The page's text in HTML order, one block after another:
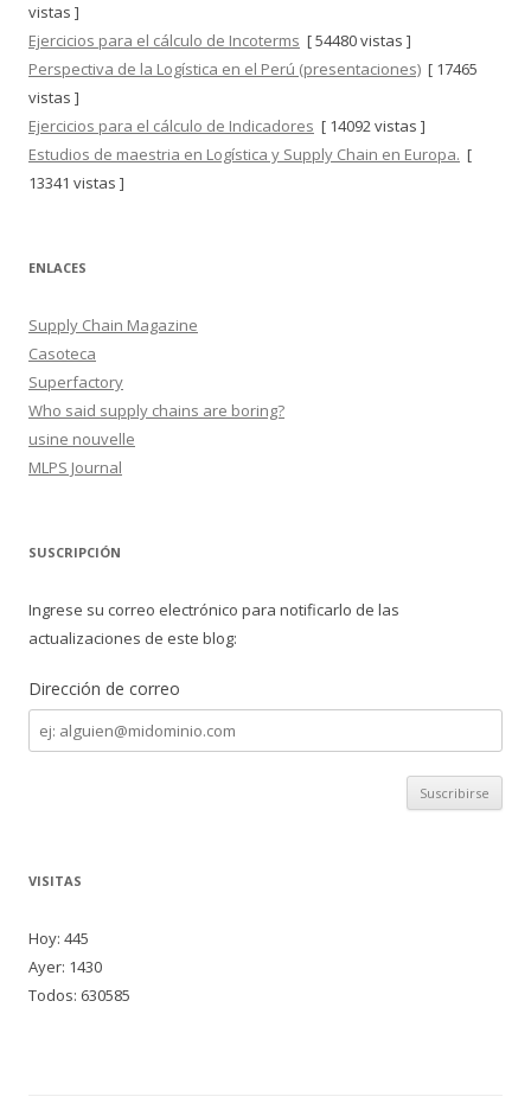
vistas ]
Ejercicios para el cálculo de Incoterms [ 54480 vistas ]
Perspectiva de la Logística en el Perú (presentaciones) [ 17465
vistas ]
Ejercicios para el cálculo de Indicadores [ 14092 vistas ]
Estudios de maestria en Logística y Supply Chain en Europa. [
13341 vistas ]
ENLACES
Supply Chain Magazine
Casoteca
Superfactory
Who said supply chains are boring?
usine nouvelle
MLPS Journal
SUSCRIPCIÓN
Ingrese su correo electrónico para notificarlo de las
actualizaciones de este blog:
Dirección de correo
Dirección
de
correo
VISITAS
Hoy: 445
Ayer: 1430
Todos: 630585